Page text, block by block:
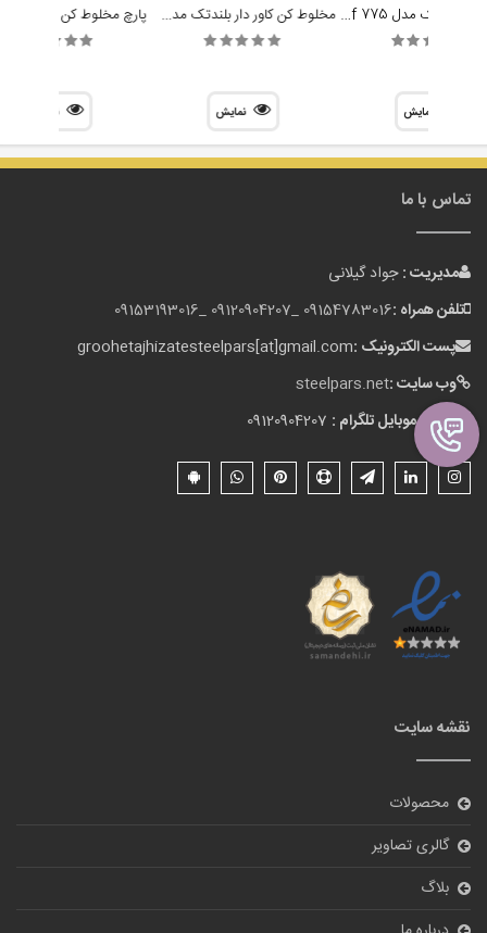
مخلوط کن بلندتک مدل Blendtec Chef 775
نمایش
مخلوط کن کاور دار بلندتک مدل Blendtec Connoisseur 825
نمایش
تماس با ما
مدیریت :جواد گیلانی
تلفن همراه :09154783016 _
09120904207 _
09153193016
پست الکترونیک :groohetajhizatesteelpars[at]gmail.com
وب سایت :steelpars.net
شماره موبایل تلگرام :
نقشه سایت
محصولات
گالری تصاویر
بلاگ